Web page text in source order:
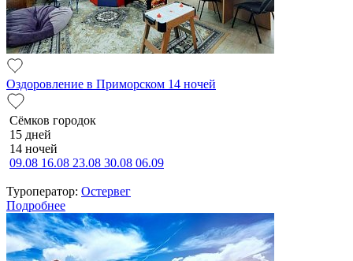
Оздоровление в Приморском 14 ночей
Сёмков городок
15 дней
14 ночей
09.08 16.08 23.08 30.08 06.09
Туроператор: Остервег
Подробнее